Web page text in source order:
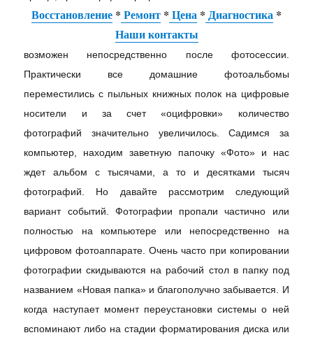
Восстановление * Ремонт * Цена * Диагностика *
Наши контакты
возможен непосредственно после фотосессии.
Практически все домашние фотоальбомы
переместились с пыльных книжных полок на цифровые
носители и за счет «оцифровки» количество
фотографий значительно увеличилось. Садимся за
компьютер, находим заветную папочку «Фото» и нас
ждет альбом с тысячами, а то и десятками тысяч
фотографий. Но давайте рассмотрим следующий
вариант событий. Фотографии пропали частично или
полностью на компьютере или непосредственно на
цифровом фотоаппарате. Очень часто при копировании
фотографии скидываются на рабочий стол в папку под
названием «Новая папка» и благополучно забывается. И
когда наступает момент переустановки системы о ней
вспоминают либо на стадии форматирования диска или